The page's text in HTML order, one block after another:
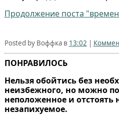
Продолжение поста
Posted by Воффка в 13:02 |
ПОНРАВИЛОСЬ
Нельзя обойтись без
неизбежного, но можно
неположенное и отстоять
незапихуемое.